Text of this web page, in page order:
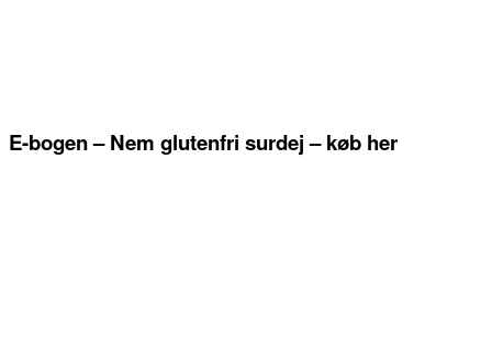
E-bogen – Nem glutenfri surdej – køb her